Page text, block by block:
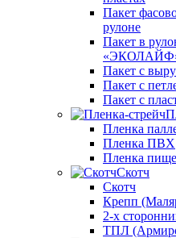
Пакет
рулоне
Пакет в
Пакет с
Пакет с
Пакет с
Пленка
Пленка ПВХ
Пленка
Скотч
Скотч
Крепп
2-х
ТПЛ